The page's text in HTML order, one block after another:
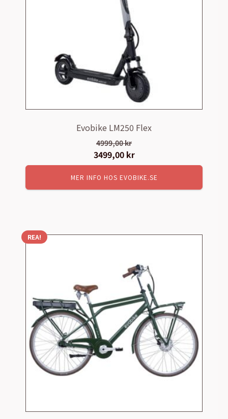
Evobike LM250 Flex
4999,00kr
Det
ursprungliga
priset
var:
3499,00 krDet
nuvarande
priset
är:
MER INFO HOS EVOBIKE.SE
REA!